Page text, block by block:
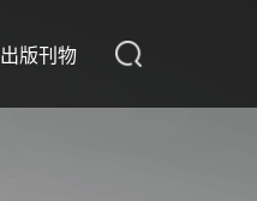
出版刊物